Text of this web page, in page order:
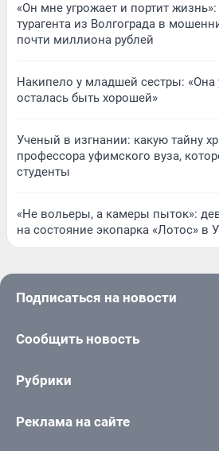
«Он мне угрожает и портит
турагента из Волгограда в
почти миллиона рублей
Накипело у младшей сестры: «Она
осталась быть хорошей»
Ученый в изгнании: какую тайну
профессора уфимского вуза,
студенты
«Не вольеры, а камеры пыток»:
на состояние экопарка «Лотос» в
Подписаться на новости
Сообщить новость
Рубрики
Реклама на сайте